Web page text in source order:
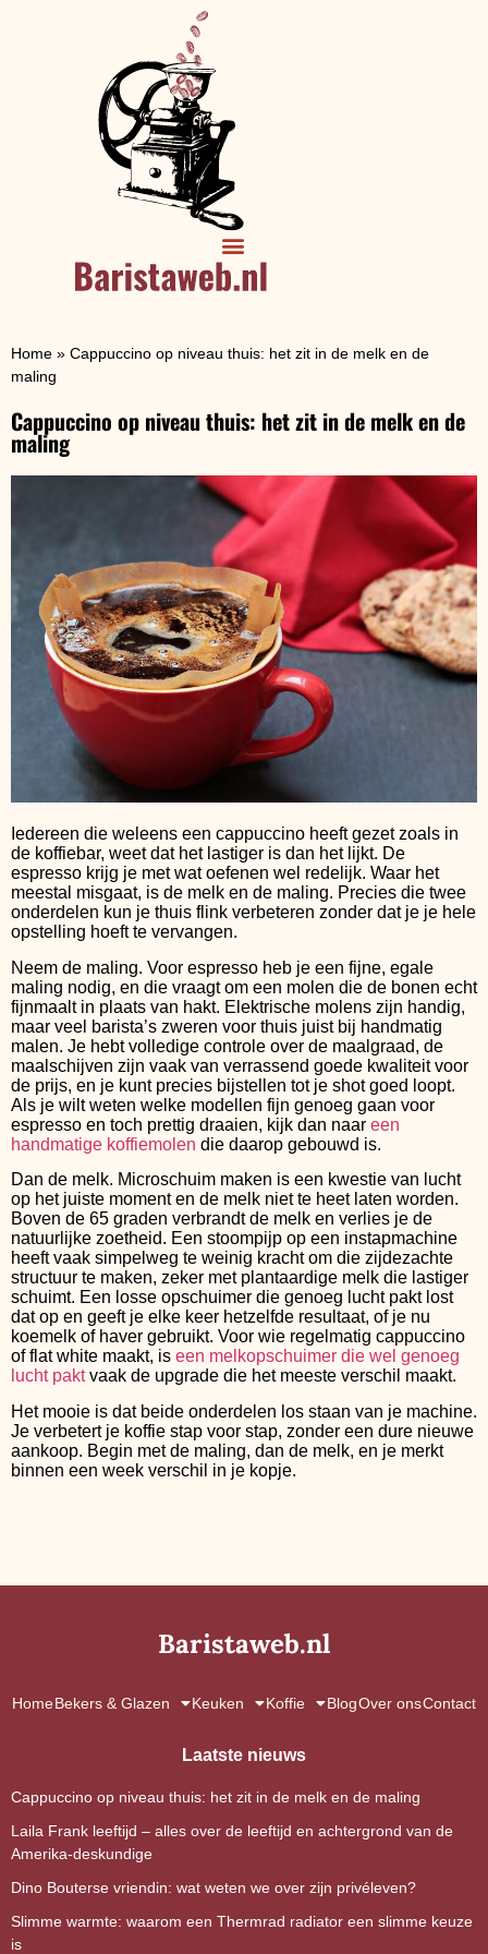
Home » Cappuccino op niveau thuis: het zit in de melk en de
maling
Cappuccino op niveau thuis: het zit in de melk en de
maling
Iedereen die weleens een cappuccino heeft gezet zoals in
de koffiebar, weet dat het lastiger is dan het lijkt. De
espresso krijg je met wat oefenen wel redelijk. Waar het
meestal misgaat, is de melk en de maling. Precies die twee
onderdelen kun je thuis flink verbeteren zonder dat je je hele
opstelling hoeft te vervangen.
Neem de maling. Voor espresso heb je een fijne, egale
maling nodig, en die vraagt om een molen die de bonen echt
fijnmaalt in plaats van hakt. Elektrische molens zijn handig,
maar veel barista’s zweren voor thuis juist bij handmatig
malen. Je hebt volledige controle over de maalgraad, de
maalschijven zijn vaak van verrassend goede kwaliteit voor
de prijs, en je kunt precies bijstellen tot je shot goed loopt.
Als je wilt weten welke modellen fijn genoeg gaan voor
espresso en toch prettig draaien, kijk dan naar een
handmatige koffiemolen die daarop gebouwd is.
Dan de melk. Microschuim maken is een kwestie van lucht
op het juiste moment en de melk niet te heet laten worden.
Boven de 65 graden verbrandt de melk en verlies je de
natuurlijke zoetheid. Een stoompijp op een instapmachine
heeft vaak simpelweg te weinig kracht om die zijdezachte
structuur te maken, zeker met plantaardige melk die lastiger
schuimt. Een losse opschuimer die genoeg lucht pakt lost
dat op en geeft je elke keer hetzelfde resultaat, of je nu
koemelk of haver gebruikt. Voor wie regelmatig cappuccino
of flat white maakt, is een melkopschuimer die wel genoeg
lucht paktvaak de upgrade die het meeste verschil maakt.
Het mooie is dat beide onderdelen los staan van je machine.
Je verbetert je koffie stap voor stap, zonder een dure nieuwe
aankoop. Begin met de maling, dan de melk, en je merkt
binnen een week verschil in je kopje.
Baristaweb.nl
HomeBekers & Glazen Keuken Koffie BlogOver onsContact
Laatste nieuws
Cappuccino op niveau thuis: het zit in de melk en de maling
Laila Frank leeftijd – alles over de leeftijd en achtergrond van de
Amerika-deskundige
Dino Bouterse vriendin: wat weten we over zijn privéleven?
Slimme warmte: waarom een Thermrad radiator een slimme keuze
is